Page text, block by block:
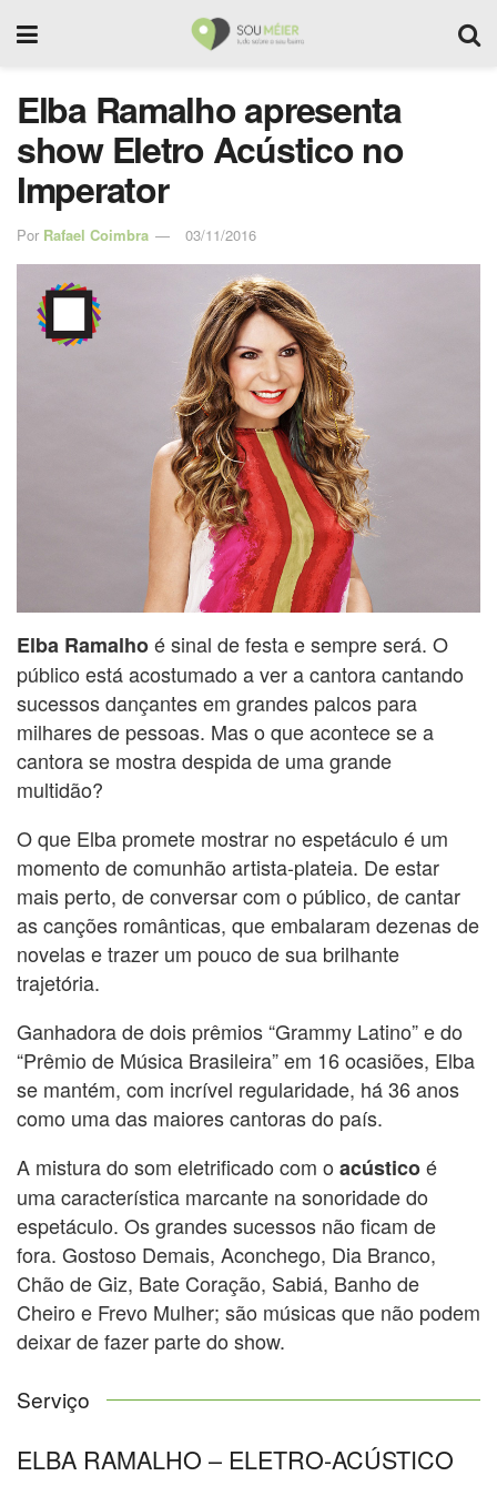
Elba Ramalho apresenta
show Eletro Acústico no
Imperator
Por Rafael Coimbra 03/11/2016
Elba Ramalhoé sinal de festa e sempre será. O
público está acostumado a ver a cantora cantando
sucessos dançantes em grandes palcos para
milhares de pessoas. Mas o que acontece se a
cantora se mostra despida de uma grande
multidão?
O que Elba promete mostrar no espetáculo é um
momento de comunhão artista-plateia. De estar
mais perto, de conversar com o público, de cantar
as canções românticas, que embalaram dezenas de
novelas e trazer um pouco de sua brilhante
trajetória.
Ganhadora de dois prêmios “Grammy Latino” e do
“Prêmio de Música Brasileira” em 16 ocasiões, Elba
se mantém, com incrível regularidade, há 36 anos
como uma das maiores cantoras do país.
A mistura do som eletrificado com o acústicoé
uma característica marcante na sonoridade do
espetáculo. Os grandes sucessos não ficam de
fora. Gostoso Demais, Aconchego, Dia Branco,
Chão de Giz, Bate Coração, Sabiá, Banho de
Cheiro e Frevo Mulher; são músicas que não podem
deixar de fazer parte do show.
Serviço
ELBA RAMALHO – ELETRO-ACÚSTICO